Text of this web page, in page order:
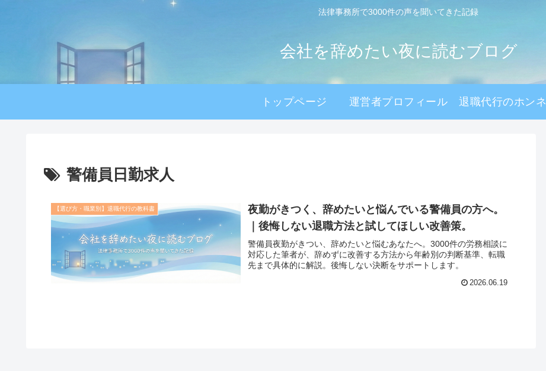
法律事務所で3000件の声を聞いてきた記録
会社を辞めたい夜に読むブログ
トップページ 運営者プロフィール 退職代行のホンネ
警備員日勤求人
【選び方・職業別】退職代行の教科書
夜勤がきつく、辞めたいと悩んでいる警備員の方へ。
｜後悔しない退職方法と試してほしい改善策。
警備員夜勤がきつい、辞めたいと悩むあなたへ。3000件の労務相談に
対応した筆者が、辞めずに改善する方法から年齢別の判断基準、転職
先まで具体的に解説。後悔しない決断をサポートします。
2026.06.19